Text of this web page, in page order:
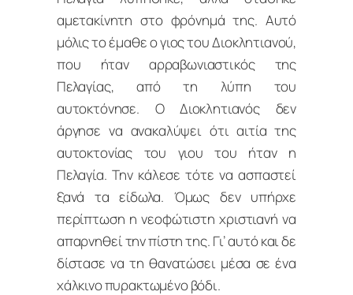
αμετακίνητη στο φρόνημά της. Αυτό
μόλις το έμαθε ο γιος του Διοκλητιανού,
που ήταν αρραβωνιαστικός της
Πελαγίας, από τη λύπη του
αυτοκτόνησε. Ο Διοκλητιανός δεν
άργησε να ανακαλύψει ότι αιτία της
αυτοκτονίας του γιου του ήταν η
Πελαγία. Την κάλεσε τότε να ασπαστεί
ξανά τα είδωλα. Όμως δεν υπήρχε
περίπτωση η νεοφώτιστη χριστιανή να
απαρνηθεί την πίστη της. Γι’ αυτό και δε
δίστασε να τη θανατώσει μέσα σε ένα
χάλκινο πυρακτωμένο βόδι.